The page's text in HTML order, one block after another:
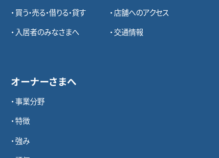
買う・売る・借りる・貸す
入居者のみなさまへ
オーナーさまへ
事業分野
特徴
強み
店舗へのアクセス
交通情報